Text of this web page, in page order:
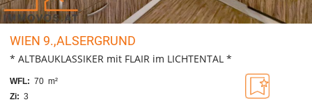
WIEN 9.,ALSERGRUND
* ALTBAUKLASSIKER mit FLAIR im LICHTENTAL *
WFL: 70 m²
Zi: 3